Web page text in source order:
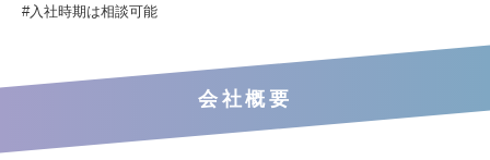
#入社時期は相談可能
会社概要